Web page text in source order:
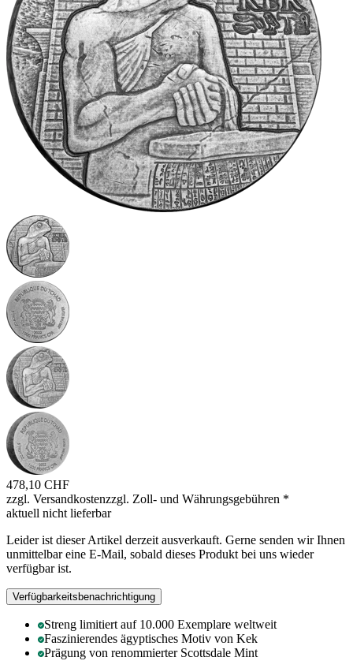
478,10 CHF
zzgl. Versandkostenzzgl. Zoll- und Währungsgebühren *
aktuell nicht lieferbar
Leider ist dieser Artikel derzeit ausverkauft. Gerne senden wir Ihnen
unmittelbar eine E-Mail, sobald dieses Produkt bei uns wieder
verfügbar ist.
Verfügbarkeitsbenachrichtigung
Streng limitiert auf 10.000 Exemplare weltweit
Faszinierendes ägyptisches Motiv von Kek
Prägung von renommierter Scottsdale Mint